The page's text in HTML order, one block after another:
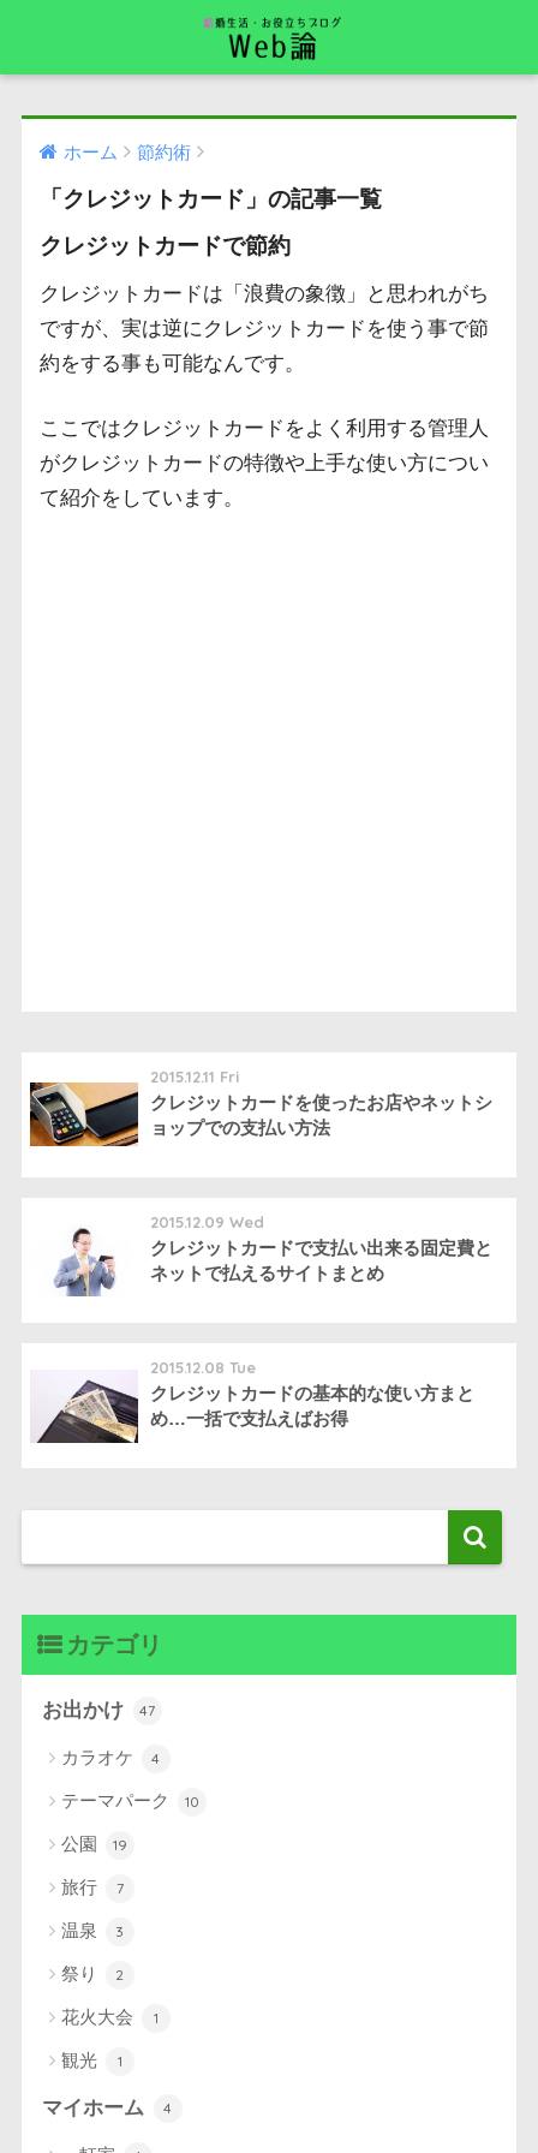
ホーム 節約術
「クレジットカード」の記事一覧
クレジットカードで節約
クレジットカードは「浪費の象徴」と思われがち
ですが、実は逆にクレジットカードを使う事で節
約をする事も可能なんです。
ここではクレジットカードをよく利用する管理人
がクレジットカードの特徴や上手な使い方につい
て紹介をしています。
2015.12.11 Fri
クレジットカードを使ったお店やネットシ
ョップでの支払い方法
2015.12.09 Wed
クレジットカードで支払い出来る固定費と
ネットで払えるサイトまとめ
2015.12.08 Tue
クレジットカードの基本的な使い方まと
め…一括で支払えばお得
カテゴリ
お出かけ 47
カラオケ 4
テーマパーク 10
公園 19
旅行 7
温泉 3
祭り 2
花火大会 1
観光 1
マイホーム 4